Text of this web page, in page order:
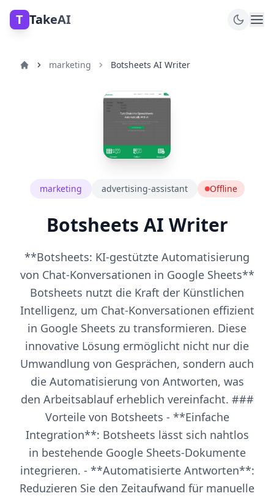
T TakeAI
marketing Botsheets AI Writer
marketing advertising-assistant Offline
Botsheets AI Writer
**Botsheets: KI-gestützte Automatisierung
von Chat-Konversationen in Google Sheets**
Botsheets nutzt die Kraft der Künstlichen
Intelligenz, um Chat-Konversationen effizient
in Google Sheets zu transformieren. Diese
innovative Lösung ermöglicht nicht nur die
Umwandlung von Gesprächen, sondern auch
die Automatisierung von Antworten, was
den Arbeitsablauf erheblich vereinfacht. ###
Vorteile von Botsheets - **Einfache
Integration**: Botsheets lässt sich nahtlos
in bestehende Google Sheets-Dokumente
integrieren. - **Automatisierte Antworten**:
Reduzieren Sie den Zeitaufwand für manuelle